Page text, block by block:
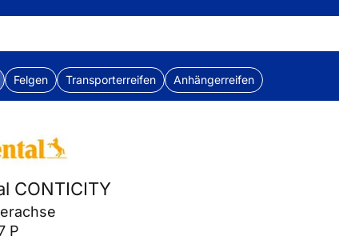
Felgen Transporterreifen Anhängerreifen
CONTICITY
P